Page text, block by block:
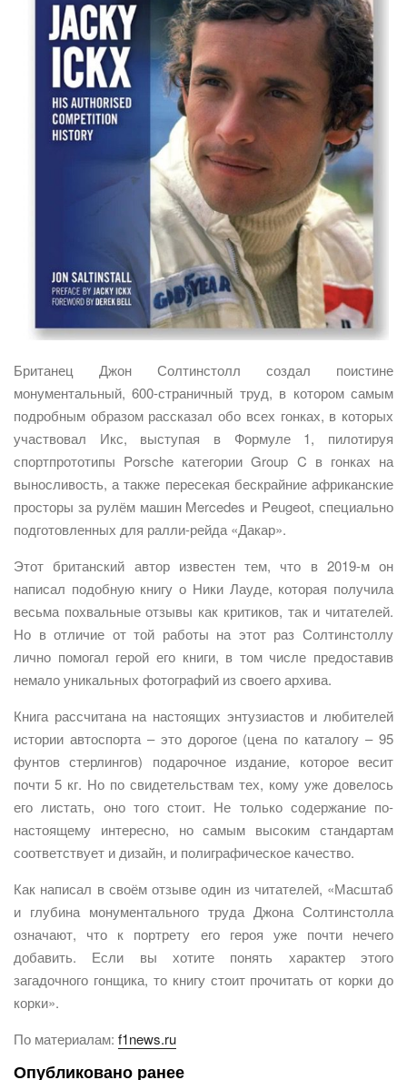
Британец Джон Солтинстолл создал поистине
монументальный, 600-страничный труд, в котором самым
подробным образом рассказал обо всех гонках, в которых
участвовал Икс, выступая в Формуле 1, пилотируя
спортпрототипы Porsche категории Group C в гонках на
выносливость, а также пересекая бескрайние африканские
просторы за рулём машин Mercedes и Peugeot, специально
подготовленных для ралли-рейда «Дакар».
Этот британский автор известен тем, что в 2019-м он
написал подобную книгу о Ники Лауде, которая получила
весьма похвальные отзывы как критиков, так и читателей.
Но в отличие от той работы на этот раз Солтинстоллу
лично помогал герой его книги, в том числе предоставив
немало уникальных фотографий из своего архива.
Книга рассчитана на настоящих энтузиастов и любителей
истории автоспорта – это дорогое (цена по каталогу – 95
фунтов стерлингов) подарочное издание, которое весит
почти 5 кг. Но по свидетельствам тех, кому уже довелось
его листать, оно того стоит. Не только содержание по-
настоящему интересно, но самым высоким стандартам
соответствует и дизайн, и полиграфическое качество.
Как написал в своём отзыве один из читателей, «Масштаб
и глубина монументального труда Джона Солтинстолла
означают, что к портрету его героя уже почти нечего
добавить. Если вы хотите понять характер этого
загадочного гонщика, то книгу стоит прочитать от корки до
корки».
По материалам: f1news.ru
Опубликовано ранее